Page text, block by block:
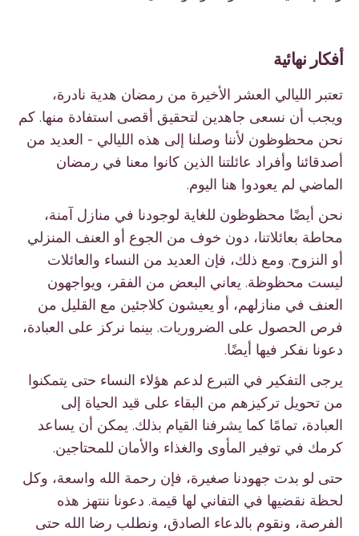
أفكار نهائية
تعتبر الليالي العشر الأخيرة من رمضان هدية نادرة،
ويجب أن نسعى جاهدين لتحقيق أقصى استفادة منها. كم
نحن محظوظون لأننا وصلنا إلى هذه الليالي - العديد من
أصدقائنا وأفراد عائلتنا الذين كانوا معنا في رمضان
الماضي لم يعودوا هنا اليوم.
نحن أيضًا محظوظون للغاية لوجودنا في منازل آمنة،
محاطة بعائلاتنا، دون خوف من الجوع أو العنف المنزلي
أو النزوح. ومع ذلك، فإن العديد من النساء والعائلات
ليست محظوظة. يعاني البعض من الفقر، ويواجهون
العنف في منازلهم، أو يعيشون كلاجئين مع القليل من
فرص الحصول على الضروريات. بينما نركز على العبادة،
دعونا نفكر فيها أيضًا.
يرجى التفكير في التبرع لدعم هؤلاء النساء حتى يتمكنوا
من تحويل تركيزهم من البقاء على قيد الحياة إلى
العبادة، تمامًا كما يشرفنا القيام بذلك. يمكن أن يساعد
كرمك في توفير المأوى والغذاء والأمان للمحتاجين.
حتى لو بدت جهودنا صغيرة، فإن رحمة الله واسعة، وكل
لحظة نقضيها في التفاني لها قيمة. دعونا ننتهز هذه
الفرصة، ونقوم بالدعاء الصادق، ونطلب رضا الله حتى